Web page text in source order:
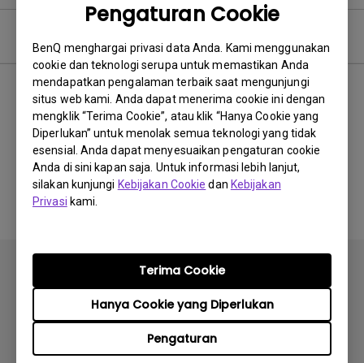
Pengaturan Cookie
BenQ menghargai privasi data Anda. Kami menggunakan
cookie dan teknologi serupa untuk memastikan Anda
mendapatkan pengalaman terbaik saat mengunjungi
situs web kami. Anda dapat menerima cookie ini dengan
mengklik “Terima Cookie”, atau klik “Hanya Cookie yang
Diperlukan” untuk menolak semua teknologi yang tidak
esensial. Anda dapat menyesuaikan pengaturan cookie
Anda di sini kapan saja. Untuk informasi lebih lanjut,
silakan kunjungi Kebijakan Cookie dan Kebijakan
Privasi kami.
Pengaturan
Hanya Cookie yang Diperlukan
Terima Cookie
0 hasil Terbaru
Tidak ada video terkait
Berlangganan